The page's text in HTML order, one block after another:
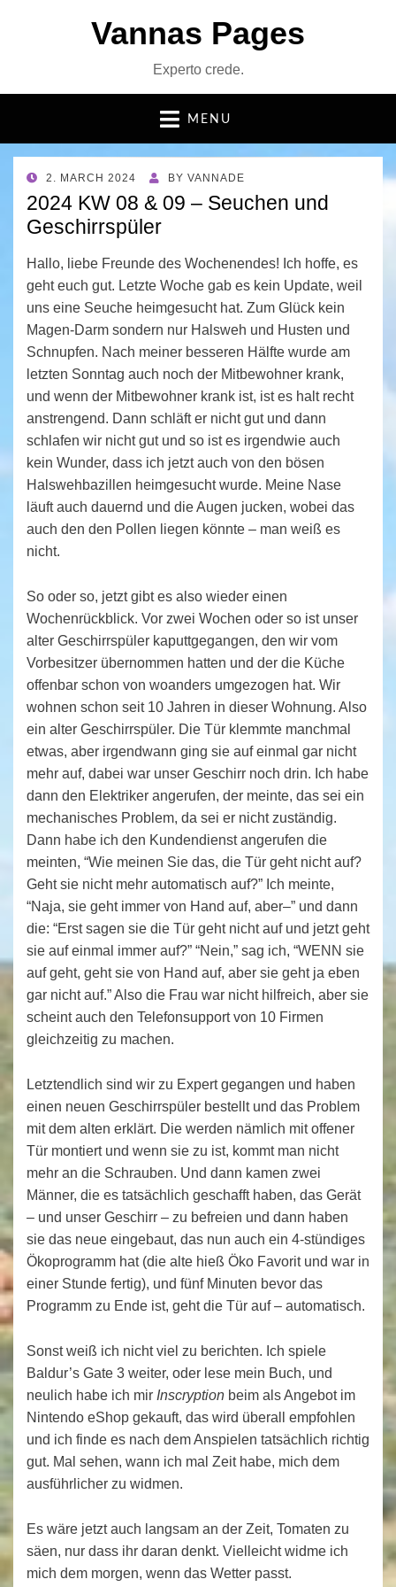
Vannas Pages
Experto crede.
MENU
POSTED
ON
2. MARCH 2024 BY VANNADE
2024 KW 08 & 09 – Seuchen und
Geschirrspüler
Hallo, liebe Freunde des Wochenendes! Ich hoffe, es
geht euch gut. Letzte Woche gab es kein Update, weil
uns eine Seuche heimgesucht hat. Zum Glück kein
Magen-Darm sondern nur Halsweh und Husten und
Schnupfen. Nach meiner besseren Hälfte wurde am
letzten Sonntag auch noch der Mitbewohner krank,
und wenn der Mitbewohner krank ist, ist es halt recht
anstrengend. Dann schläft er nicht gut und dann
schlafen wir nicht gut und so ist es irgendwie auch
kein Wunder, dass ich jetzt auch von den bösen
Halswehbazillen heimgesucht wurde. Meine Nase
läuft auch dauernd und die Augen jucken, wobei das
auch den den Pollen liegen könnte – man weiß es
nicht.
So oder so, jetzt gibt es also wieder einen
Wochenrückblick. Vor zwei Wochen oder so ist unser
alter Geschirrspüler kaputtgegangen, den wir vom
Vorbesitzer übernommen hatten und der die Küche
offenbar schon von woanders umgezogen hat. Wir
wohnen schon seit 10 Jahren in dieser Wohnung. Also
ein alter Geschirrspüler. Die Tür klemmte manchmal
etwas, aber irgendwann ging sie auf einmal gar nicht
mehr auf, dabei war unser Geschirr noch drin. Ich habe
dann den Elektriker angerufen, der meinte, das sei ein
mechanisches Problem, da sei er nicht zuständig.
Dann habe ich den Kundendienst angerufen die
meinten, “Wie meinen Sie das, die Tür geht nicht auf?
Geht sie nicht mehr automatisch auf?” Ich meinte,
“Naja, sie geht immer von Hand auf, aber–” und dann
die: “Erst sagen sie die Tür geht nicht auf und jetzt geht
sie auf einmal immer auf?” “Nein,” sag ich, “WENN sie
auf geht, geht sie von Hand auf, aber sie geht ja eben
gar nicht auf.” Also die Frau war nicht hilfreich, aber sie
scheint auch den Telefonsupport von 10 Firmen
gleichzeitig zu machen.
Letztendlich sind wir zu Expert gegangen und haben
einen neuen Geschirrspüler bestellt und das Problem
mit dem alten erklärt. Die werden nämlich mit offener
Tür montiert und wenn sie zu ist, kommt man nicht
mehr an die Schrauben. Und dann kamen zwei
Männer, die es tatsächlich geschafft haben, das Gerät
– und unser Geschirr – zu befreien und dann haben
sie das neue eingebaut, das nun auch ein 4-stündiges
Ökoprogramm hat (die alte hieß Öko Favorit und war in
einer Stunde fertig), und fünf Minuten bevor das
Programm zu Ende ist, geht die Tür auf – automatisch.
Sonst weiß ich nicht viel zu berichten. Ich spiele
Baldur’s Gate 3 weiter, oder lese mein Buch, und
neulich habe ich mir Inscryption beim als Angebot im
Nintendo eShop gekauft, das wird überall empfohlen
und ich finde es nach dem Anspielen tatsächlich richtig
gut. Mal sehen, wann ich mal Zeit habe, mich dem
ausführlicher zu widmen.
Es wäre jetzt auch langsam an der Zeit, Tomaten zu
säen, nur dass ihr daran denkt. Vielleicht widme ich
mich dem morgen, wenn das Wetter passt.